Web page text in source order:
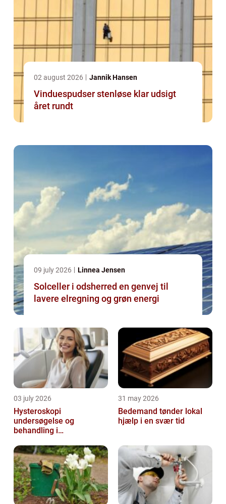
02 august 2026 Jannik Hansen
Vinduespudser stenløse klar udsigt
året rundt
09 july 2026 Linnea Jensen
Solceller i odsherred en genvej til
lavere elregning og grøn energi
03 july 2026
Hysteroskopi
undersøgelse og
behandling i
31 may 2026
Bedemand tønder lokal
hjælp i en svær tid